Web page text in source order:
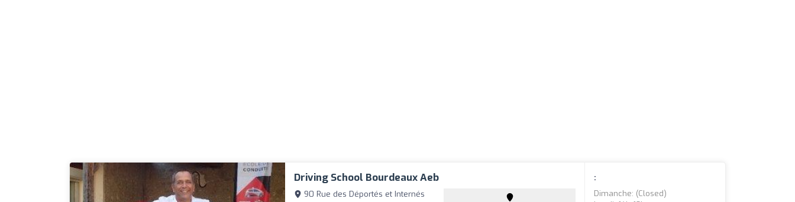
Driving School Bourdeaux Aeb
90 Rue des Déportés et Internés
:
Dimanche: (closed)